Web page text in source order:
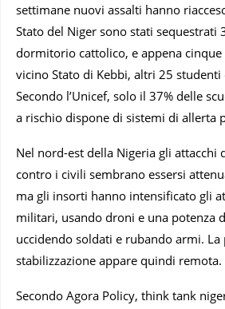
settimane nuovi assalti hanno
Stato del Niger sono stati sequestrati
dormitorio cattolico, e appena
vicino Stato di Kebbi, altri 25
Secondo l’Unicef, solo il 37% delle
a rischio dispone di sistemi di allerta
Nel nord-est della Nigeria gli
contro i civili sembrano essersi
ma gli insorti hanno intensificato gli
militari, usando droni e una potenza
uccidendo soldati e rubando armi.
stabilizzazione appare quindi remota.
Secondo Agora Policy, think tank